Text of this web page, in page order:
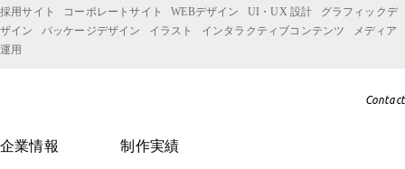
採用サイト
コーポレートサイト WEBデザイン UI・UX 設計
グラフィックデ
ザイン
パッケージデザイン イラスト インタラクティブコンテンツ
メディア
運用
企業情報 制作実績
Contact